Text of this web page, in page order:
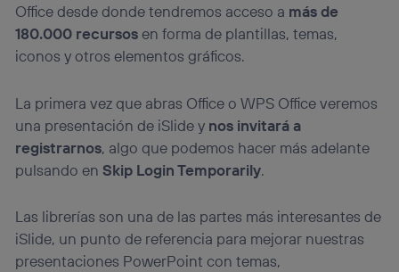
Office desde donde tendremos acceso a más de
180.000 recursosen forma de plantillas, temas,
iconos y otros elementos gráficos.
La primera vez que abras Office o WPS Office veremos
una presentación de iSlide y nos invitará a
registrarnos, algo que podemos hacer más adelante
pulsando enSkip Login Temporarily.
Las librerías son una de las partes más interesantes de
iSlide, un punto de referencia para mejorar nuestras
presentaciones PowerPoint con temas,